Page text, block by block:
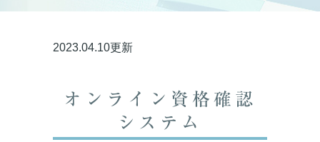
2023.04.10更新
オンライン資格確認
システム